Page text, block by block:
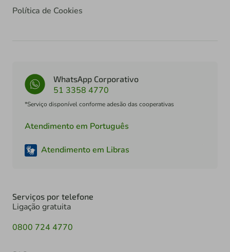
Política de Cookies
WhatsApp Corporativo
51 3358 4770
*Serviço disponível conforme adesão das cooperativas
Atendimento em Português
Atendimento em Libras
Serviços por telefone
Ligação gratuita
0800 724 4770